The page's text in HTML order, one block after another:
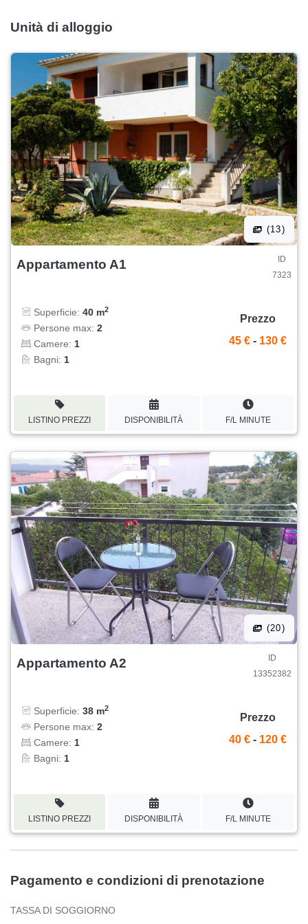
Unità di alloggio
(13)
Appartamento A1
ID
7323
Superficie: 40 m2
Persone max: 2
Camere: 1
Bagni: 1
Prezzo
45 € - 130 €
LISTINO PREZZI DISPONIBILITÀ F/L MINUTE
(20)
Appartamento A2
ID
13352382
Superficie: 38 m2
Persone max: 2
Camere: 1
Bagni: 1
Prezzo
40 € - 120 €
LISTINO PREZZI DISPONIBILITÀ F/L MINUTE
Pagamento e condizioni di prenotazione
TASSA DI SOGGIORNO